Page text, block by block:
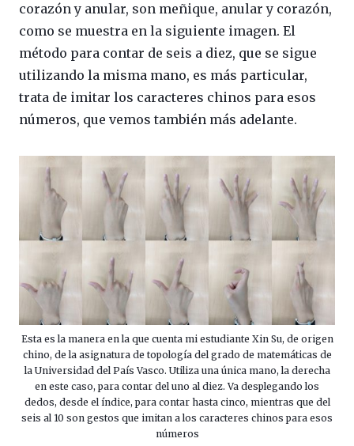
corazón y anular, son meñique, anular y corazón,
como se muestra en la siguiente imagen. El
método para contar de seis a diez, que se sigue
utilizando la misma mano, es más particular,
trata de imitar los caracteres chinos para esos
números, que vemos también más adelante.
Esta es la manera en la que cuenta mi estudiante Xin Su, de origen
chino, de la asignatura de topología del grado de matemáticas de
la Universidad del País Vasco. Utiliza una única mano, la derecha
en este caso, para contar del uno al diez. Va desplegando los
dedos, desde el índice, para contar hasta cinco, mientras que del
seis al 10 son gestos que imitan a los caracteres chinos para esos
números